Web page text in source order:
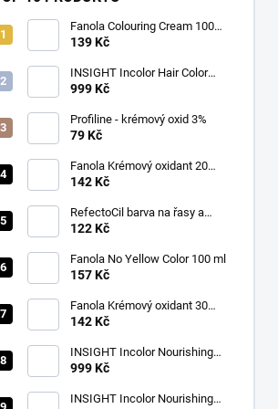
Fanola Colouring Cream 100
ml
139 Kč
INSIGHT Incolor Hair Color
100ml
999 Kč
Profiline - krémový oxid 3%
79 Kč
Fanola Krémový oxidant 20
VOL(6%)1000ml
142 Kč
RefectoCil barva na řasy a
obočí 3.1 světle hnědá 15 ml
122 Kč
Fanola No Yellow Color 100 ml
157 Kč
Fanola Krémový oxidant 30
VOL (9%) 1000ml
142 Kč
INSIGHT Incolor Nourishing
Color Activator 40 vol. (12%)
999 Kč
INSIGHT Incolor Nourishing